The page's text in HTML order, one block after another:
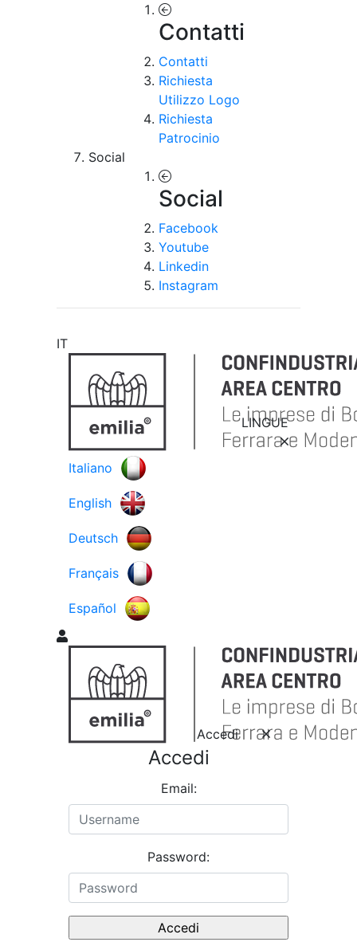
Contatti
Contatti
Richiesta
Utilizzo Logo
Richiesta
Patrocinio
Social
Social
Facebook
Youtube
Linkedin
Instagram
IT
LINGUE
Italiano
English
Deutsch
Français
Español
Accedi
Accedi
Email:
Password: